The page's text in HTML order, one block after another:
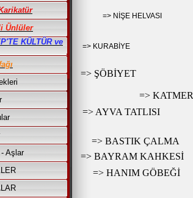
Ünlüler
KÜLTÜR ve
Aşlar
=> NİŞE HELVASI
=> KURABİYE
=> ŞÖBİYET
=> KATMER
=> AYVA TATLISI
=> BASTIK ÇALMA
=> BAYRAM KAHKESİ
=> HANIM GÖBEĞİ